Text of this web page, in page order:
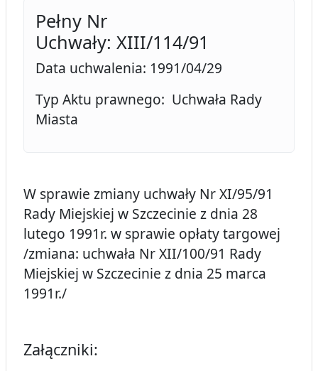
Pełny Nr
Uchwały: XIII/114/91
Data uchwalenia: 1991/04/29
Typ Aktu prawnego: Uchwała Rady
Miasta
W sprawie zmiany uchwały Nr XI/95/91
Rady Miejskiej w Szczecinie z dnia 28
lutego 1991r. w sprawie opłaty targowej
/zmiana: uchwała Nr XII/100/91 Rady
Miejskiej w Szczecinie z dnia 25 marca
1991r./
Załączniki: